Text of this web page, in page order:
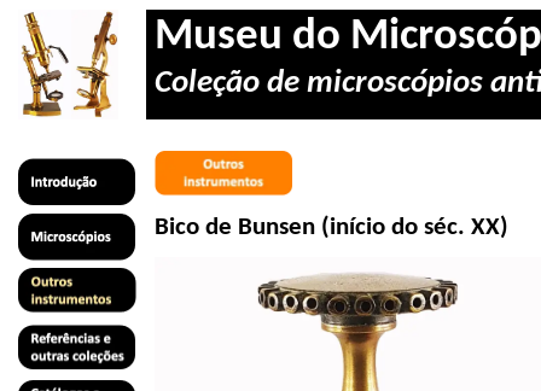
Museu do
Coleção de microscópios
Bico de Bunsen (início do séc. XX)